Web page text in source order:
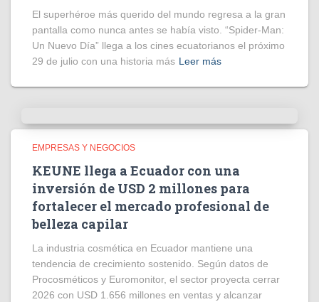
El superhéroe más querido del mundo regresa a la gran
pantalla como nunca antes se había visto. “Spider-Man:
Un Nuevo Día” llega a los cines ecuatorianos el próximo
29 de julio con una historia más Leer más
EMPRESAS Y NEGOCIOS
KEUNE llega a Ecuador con una
inversión de USD 2 millones para
fortalecer el mercado profesional de
belleza capilar
La industria cosmética en Ecuador mantiene una
tendencia de crecimiento sostenido. Según datos de
Procosméticos y Euromonitor, el sector proyecta cerrar
2026 con USD 1.656 millones en ventas y alcanzar